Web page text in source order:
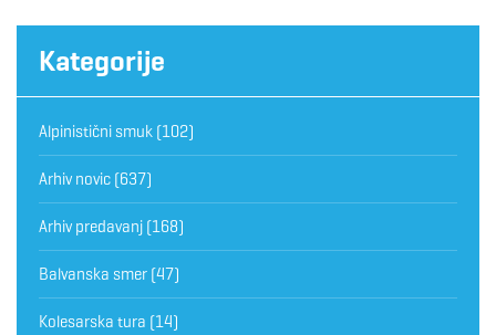
Kategorije
Alpinistični smuk (102)
Arhiv novic (637)
Arhiv predavanj (168)
Balvanska smer (47)
Kolesarska tura (14)